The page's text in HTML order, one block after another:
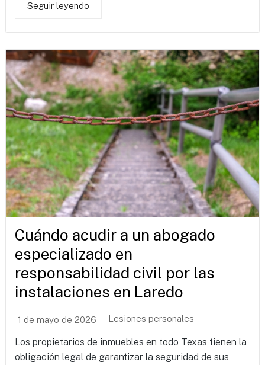
Seguir leyendo
Cuándo acudir a un abogado
especializado en
responsabilidad civil por las
instalaciones en Laredo
1 de mayo de 2026 Lesiones personales
Los propietarios de inmuebles en todo Texas tienen la
obligación legal de garantizar la seguridad de sus